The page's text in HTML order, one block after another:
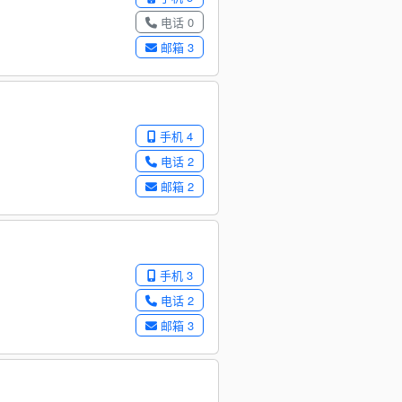
电话 0
邮箱 3
手机 4
电话 2
邮箱 2
手机 3
电话 2
邮箱 3